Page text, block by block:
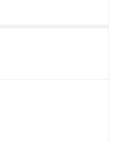
農建機販売」